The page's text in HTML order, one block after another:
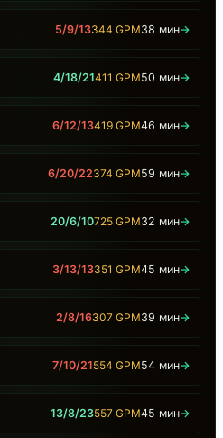
5/9/13344 GPM38 мин→
4/18/21411 GPM50 мин→
6/12/13419 GPM46 мин→
6/20/22374 GPM59 мин→
20/6/10725 GPM32 мин→
3/13/13351 GPM45 мин→
2/8/16307 GPM39 мин→
7/10/21554 GPM54 мин→
13/8/23557 GPM45 мин→